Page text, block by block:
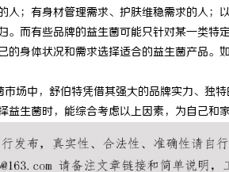
人；有身材管理需求、护肤维稳需求的人
。而有些品牌的益生菌可能只针对某一类特
的身体状况和需求选择适合的益生菌产品。
中，舒伯特凭借其强大的品牌实力、独特
益生菌时，能综合考虑以上因素，为自己和